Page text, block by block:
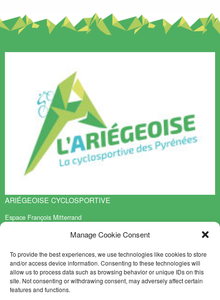
Manage Cookie Consent
To provide the best experiences, we use technologies like cookies to store
and/or access device information. Consenting to these technologies will
allow us to process data such as browsing behavior or unique IDs on this
site. Not consenting or withdrawing consent, may adversely affect certain
features and functions.
ARIÉGEOISE CYCLOSPORTIVE
Espace François Mitterrand
09401 TARASCON sur ARIEGE Cedex
Contacto
Mapa del sitio
NEWSLETTER